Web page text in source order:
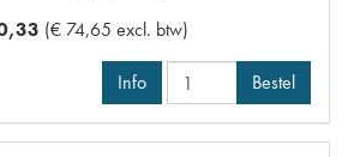
(€ 74,65 excl. btw)
Info Bestel